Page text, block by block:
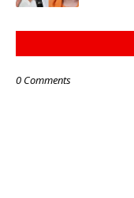
0 Comments